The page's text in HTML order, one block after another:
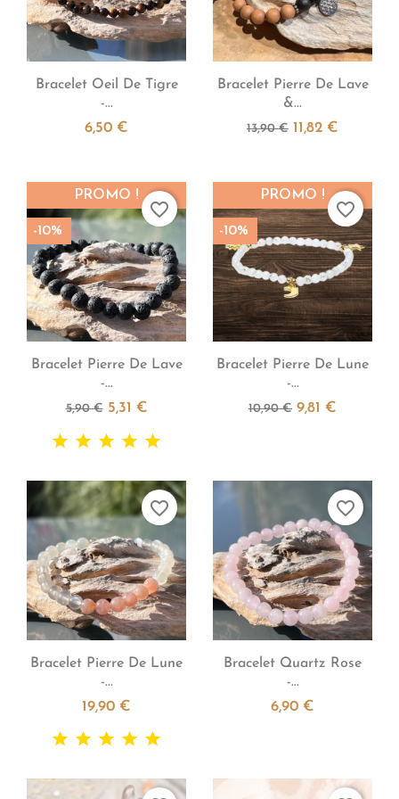
Aperçu rapide
Bracelet Oeil De Tigre
-...
6,50 €
Aperçu rapide
Bracelet Pierre De Lave
&...
13,90 € 11,82 €
Aperçu rapide
Bracelet Pierre De Lave
-...
5,90 € 5,31 €
PROMO !
-10%
favorite_border
Aperçu rapide
Bracelet Pierre De Lune
-...
10,90 € 9,81 €
PROMO !
-10%
favorite_border
Aperçu rapide
Bracelet Pierre De Lune
-...
19,90 €
favorite_border
Aperçu rapide
Bracelet Quartz Rose
-...
6,90 €
favorite_border